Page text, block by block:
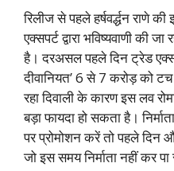
रिलीज से पहले हर्षवर्द्धन राणे
एक्सपर्ट द्वारा भविष्यवाणी
है। दरअसल पहले दिन ट्रेड
दीवानियत’ 6 से 7 करोड़ को
रहा दिवाली के कारण इस लव
बड़ा फायदा हो सकता है।
पर प्रोमोशन करें तो पहले दिन
जो इस समय निर्माता नहीं कर पा